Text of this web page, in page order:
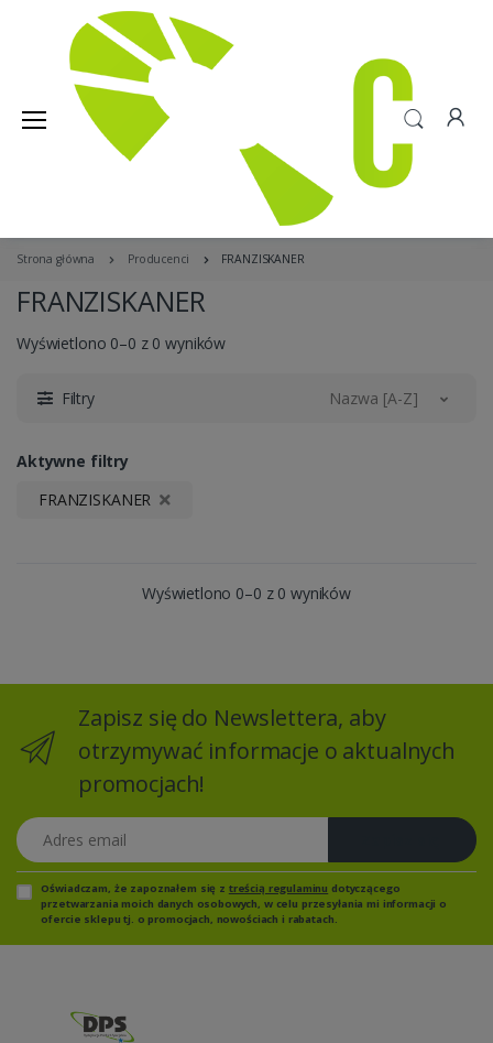
Strona główna Producenci FRANZISKANER
FRANZISKANER
Wyświetlono 0–0 z 0 wyników
Filtry Nazwa [A-Z]
Aktywne filtry
FRANZISKANER
Wyświetlono 0–0 z 0 wyników
Zapisz się do Newslettera, aby
otrzymywać informacje o aktualnych
promocjach!
Adres email
Oświadczam, że zapoznałem się z treścią regulaminu dotyczącego
przetwarzania moich danych osobowych, w celu przesyłania mi informacji o
ofercie sklepu tj. o promocjach, nowościach i rabatach.